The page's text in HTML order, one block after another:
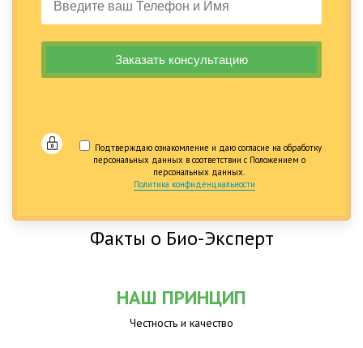
Подтверждаю ознакомление и даю согласие на обработку
персональных данных в соответствии с Положением о
персональных данных.
Политика конфиденциальности
Факты о Био-Эксперт
НАШ ПРИНЦИП
Честность и качество